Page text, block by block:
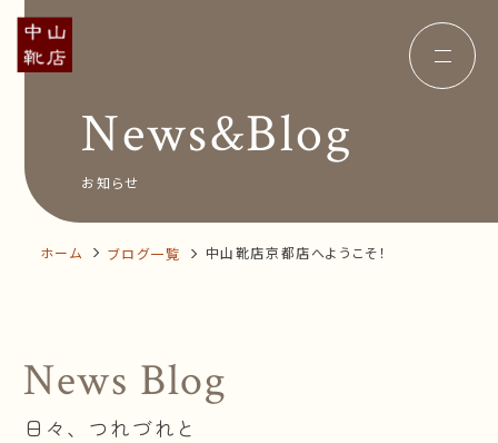
Concept コンセプト
Insole オーダー中敷き
News&Blog
Company 会社概要
オンラインショップ
News&Blog
お知らせ
ホーム ブログ一覧 中山靴店京都店へようこそ！
News Blog
日々、つれづれと